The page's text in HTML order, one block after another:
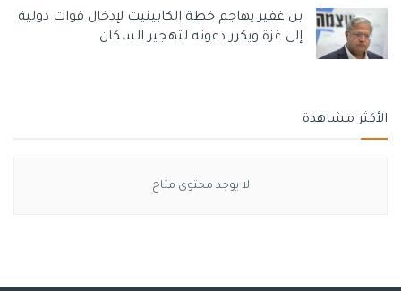
بن غفير يهاجم خطة الكابينيت لإدخال قوات دولية
إلى غزة ويكرر دعوته لتهجير السكان
الأكثر مشاهدة
لا يوجد محتوى متاح